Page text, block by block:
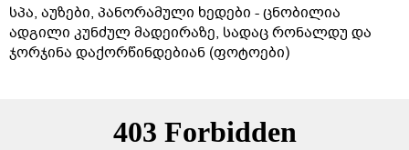
სპა, აუზები, პანორამული ხედები - ცნობილია
ადგილი კუნძულ მადეირაზე, სადაც რონალდუ და
ჯორჯინა დაქორწინდებიან (ფოტოები)